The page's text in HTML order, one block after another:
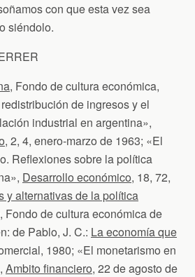
con que esta vez sea
siéndolo.
, Fondo de cultura económica,
de ingresos y el
industrial en argentina»,
, 2, 4, enero-marzo de 1963; «El
Reflexiones sobre la política
Desarrollo económico, 18, 72,
y alternativas de la política
, Fondo de cultura económica de
de Pablo, J. C.: La economía que
1980; «El monetarismo en
Ambito financiero, 22 de agosto de